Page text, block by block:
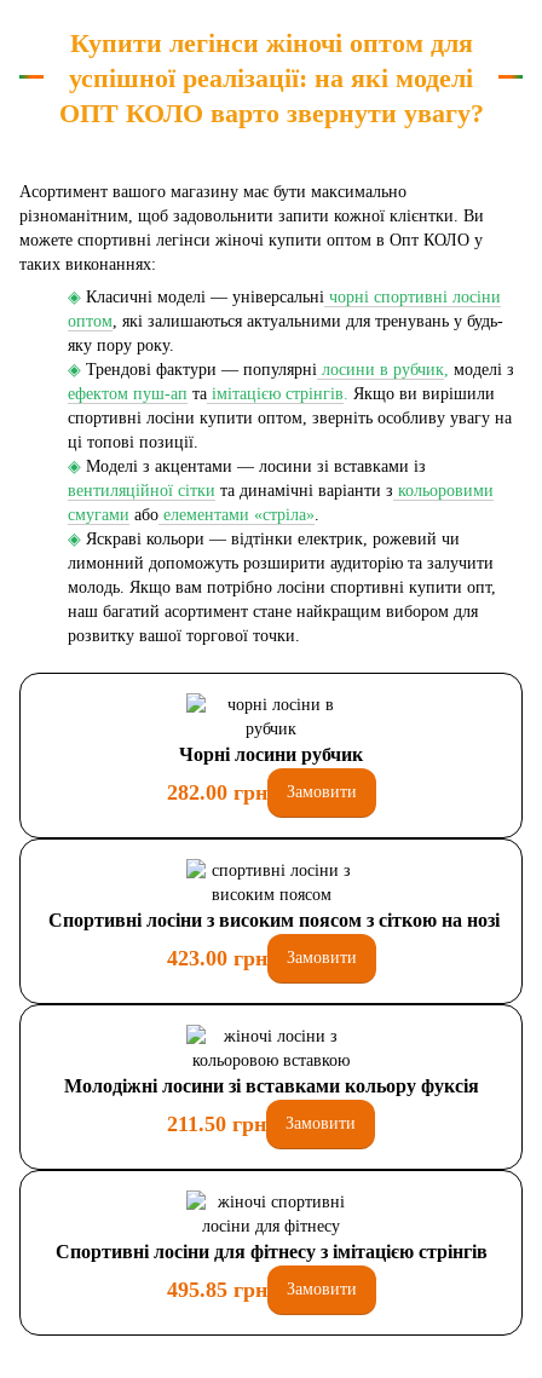
Купити легінси жіночі оптом для
успішної реалізації: на які моделі
ОПТ КОЛО варто звернути увагу?
Асортимент вашого магазину має бути максимально
різноманітним, щоб задовольнити запити кожної клієнтки. Ви
можете спортивні легінси жіночі купити оптом в Опт КОЛО у
таких виконаннях:
◈ Класичні моделі — універсальні чорні спортивні лосіни
оптом, які залишаються актуальними для тренувань у будь-
яку пору року.
◈ Трендові фактури — популярні лосини в рубчик, моделі з
ефектом пуш-ап та імітацією стрінгів. Якщо ви вирішили
спортивні лосіни купити оптом, зверніть особливу увагу на
ці топові позиції.
◈ Моделі з акцентами — лосини зі вставками із
вентиляційної сітки та динамічні варіанти з кольоровими
смугами або елементами «стріла».
◈ Яскраві кольори — відтінки електрик, рожевий чи
лимонний допоможуть розширити аудиторію та залучити
молодь. Якщо вам потрібно лосіни спортивні купити опт,
наш багатий асортимент стане найкращим вибором для
розвитку вашої торгової точки.
Чорні лосини рубчик
282.00 грн Замовити
Спортивні лосіни з високим поясом з сіткою на нозі
423.00 грн Замовити
Молодіжні лосини зі вставками кольору фуксія
211.50 грн Замовити
Спортивні лосіни для фітнесу з імітацією стрінгів
495.85 грн Замовити